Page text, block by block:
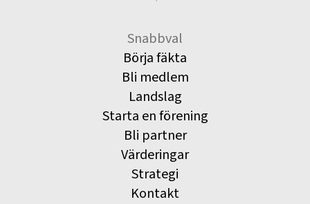
Snabbval
Börja fäkta
Bli medlem
Landslag
Starta en förening
Bli partner
Värderingar
Strategi
Kontakt